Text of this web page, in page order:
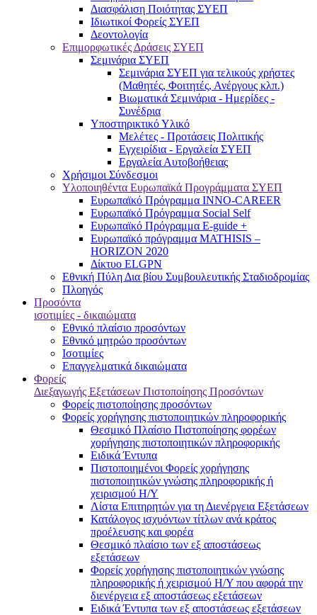
Διασφάλιση Ποιότητας ΣΥΕΠ
Ιδιωτικοί Φορείς ΣΥΕΠ
Δεοντολογία
Επιμορφωτικές Δράσεις ΣΥΕΠ
Σεμινάρια ΣΥΕΠ
Σεμινάρια ΣΥΕΠ για τελικούς χρήστες
(Μαθητές, Φοιτητές, Ανέργους κλπ.)
Βιωματικά Σεμινάρια - Ημερίδες -
Συνέδρια
Υποστηρικτικό Υλικό
Μελέτες - Προτάσεις Πολιτικής
Εγχειρίδια - Εργαλεία ΣΥΕΠ
Εργαλεία Αυτοβοήθειας
Χρήσιμοι Σύνδεσμοι
Υλοποιηθέντα Ευρωπαϊκά Προγράμματα ΣΥΕΠ
Ευρωπαϊκό Πρόγραμμα INNO-CAREER
Ευρωπαϊκό Πρόγραμμα Social Self
Ευρωπαϊκό Πρόγραμμα E-guide +
Ευρωπαϊκό πρόγραμμα MATHISIS –
HORIZON 2020
Δίκτυο ELGPN
Εθνική Πύλη Δια βίου Συμβουλευτικής Σταδιοδρομίας
Πλοηγός
Προσόντα
ισοτιμίες - δικαιώματα
Εθνικό πλαίσιο προσόντων
Εθνικό μητρώο προσόντων
Ισοτιμίες
Επαγγελματικά δικαιώματα
Φορείς
Διεξαγωγής Εξετάσεων Πιστοποίησης Προσόντων
Φορείς πιστοποίησης προσόντων
Φορείς χορήγησης πιστοποιητικών πληροφορικής
Θεσμικό Πλαίσιο Πιστοποίησης φορέων
χορήγησης πιστοποιητικών πληροφορικής
Ειδικά Έντυπα
Πιστοποιημένοι Φορείς χορήγησης
πιστοποιητικών γνώσης πληροφορικής ή
χειρισμού Η/Υ
Λίστα Επιτηρητών για τη Διενέργεια Εξετάσεων
Κατάλογος ισχυόντων τίτλων ανά κράτος
προέλευσης και φορέα
Θεσμικό πλαίσιο των εξ αποστάσεως
εξετάσεων
Φορείς χορήγησης πιστοποιητικών γνώσης
πληροφορικής ή χειρισμού Η/Υ που αφορά την
διενέργεια εξ αποστάσεως εξετάσεων
Ειδικά Έντυπα των εξ αποστάσεως εξετάσεων